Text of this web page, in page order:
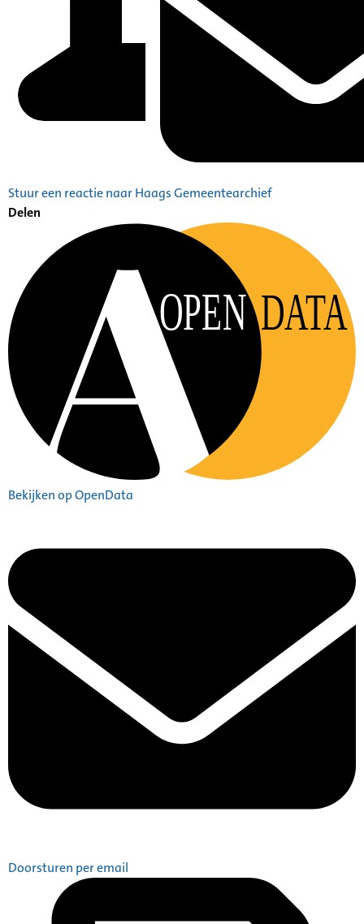
Stuur een reactie naar Haags Gemeentearchief
Delen
OPEN DATA
Bekijken op OpenData
Doorsturen per email